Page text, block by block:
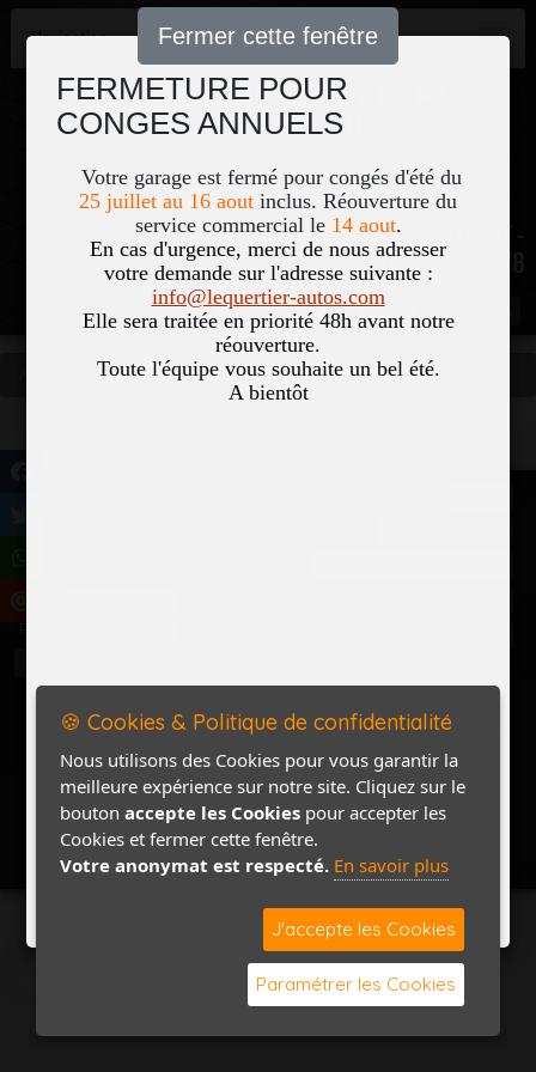
FERMETURE POUR
CONGES ANNUELS
Votre garage est fermé pour congés d'été du
25 juillet au 16 aout inclus. Réouverture du
service commercial le 14 aout.
En cas d'urgence, merci de nous adresser
votre demande sur l'adresse suivante :
info@lequertier-autos.com
Elle sera traitée en priorité 48h avant notre
réouverture.
Toute l'équipe vous souhaite un bel été.
A bientôt
Fermer cette fenêtre
Navigation
51, Le Bourg 50700 COLOMBY -
02 33 40 18 78
Nom Pass
Occasions Vous êtes ici
🍪 Cookies & Politique de confidentialité
Nous utilisons des Cookies pour vous garantir la
meilleure expérience sur notre site. Cliquez sur le
bouton accepte les Cookies pour accepter les
Cookies et fermer cette fenêtre.
Votre anonymat est respecté. En savoir plus
J'accepte les Cookies
Paramétrer les Cookies